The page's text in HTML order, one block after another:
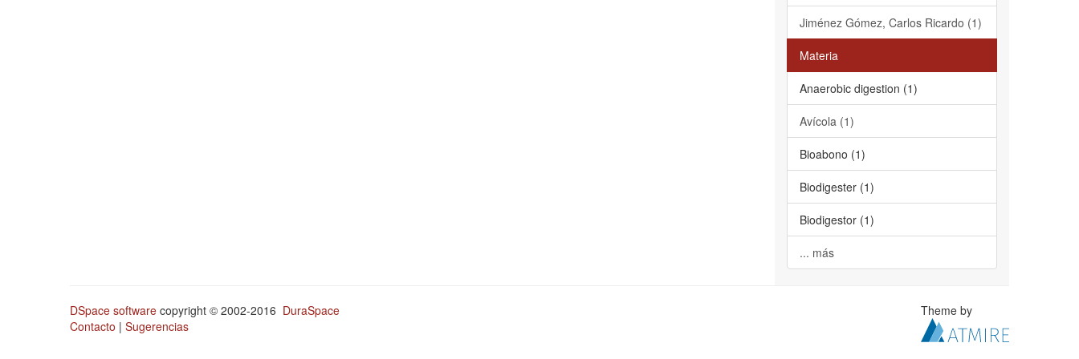
Jiménez Gómez, Carlos Ricardo (1)
Materia
Anaerobic digestion (1)
Avícola (1)
Bioabono (1)
Biodigester (1)
Biodigestor (1)
... más
DSpace software copyright © 2002-2016 DuraSpace
Contacto | Sugerencias
Theme by